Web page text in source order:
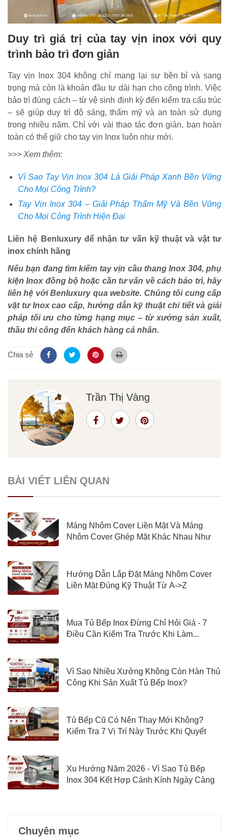
Duy trì giá trị của tay vịn inox với quy
trình bảo trì đơn giản
Tay vịn Inox 304 không chỉ mang lại sự bền bỉ và sang
trọng mà còn là khoản đầu tư dài hạn cho công trình. Việc
bảo trì đúng cách – từ vệ sinh định kỳ đến kiểm tra cấu trúc
– sẽ giúp duy trì độ sáng, thẩm mỹ và an toàn sử dụng
trong nhiều năm. Chỉ với vài thao tác đơn giản, bạn hoàn
toàn có thể giữ cho tay vịn Inox luôn như mới.
>>> Xem thêm:
Vì Sao Tay Vịn Inox 304 Là Giải Pháp Xanh Bền Vững
Cho Mọi Công Trình?
Tay Vịn Inox 304 – Giải Pháp Thẩm Mỹ Và Bền Vững
Cho Mọi Công Trình Hiện Đại
Liên hệ Benluxury để nhận tư vấn kỹ thuật và vật tư
inox chính hãng
Nếu bạn đang tìm kiếm tay vịn cầu thang Inox 304, phụ
kiện Inox đồng bộ hoặc cần tư vấn về cách bảo trì, hãy
liên hệ với Benluxury qua website. Chúng tôi cung cấp
vật tư Inox cao cấp, hướng dẫn kỹ thuật chi tiết và giải
pháp tối ưu cho từng hạng mục – từ xưởng sản xuất,
thầu thi công đến khách hàng cá nhân.
Chia sẻ
Trần Thị Vàng
BÀI VIẾT LIÊN QUAN
Máng Nhôm Cover Liền Mặt Và Máng
Nhôm Cover Ghép Mặt Khác Nhau Như
Hướng Dẫn Lắp Đặt Máng Nhôm Cover
Liền Mặt Đúng Kỹ Thuật Từ A->Z
Mua Tủ Bếp Inox Đừng Chỉ Hỏi Giá - 7
Điều Cần Kiểm Tra Trước Khi Làm...
Vì Sao Nhiều Xưởng Không Còn Hàn Thủ
Công Khi Sản Xuất Tủ Bếp Inox?
Tủ Bếp Cũ Có Nên Thay Mới Không?
Kiểm Tra 7 Vị Trí Này Trước Khi Quyết
Xu Hướng Năm 2026 - Vì Sao Tủ Bếp
Inox 304 Kết Hợp Cánh Kính Ngày Càng
Chuyên mục